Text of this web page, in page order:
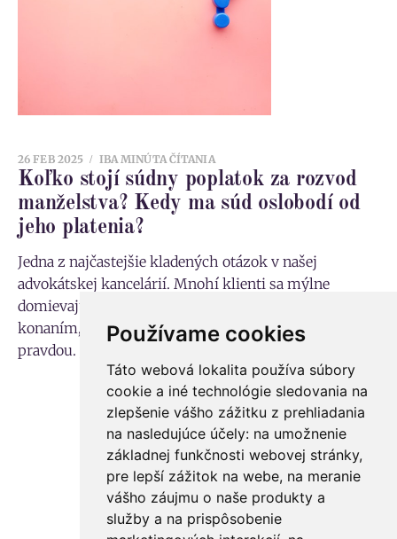
Používame cookies
Táto webová lokalita používa súbory
cookie a iné technológie sledovania na
zlepšenie vášho zážitku z prehliadania
na nasledujúce účely: na umožnenie
základnej funkčnosti webovej stránky,
pre lepší zážitok na webe, na meranie
vášho záujmu o naše produkty a
služby a na prispôsobenie
Koľko stojí súdny poplatok za rozvod
manželstva? Kedy ma súd oslobodí od
jeho platenia?
26 FEB 2025 IBA MINÚTA ČÍTANIA
Jedna z najčastejšie kladených otázok v našej
advokátskej kancelárií. Mnohí klienti sa mýlne
domievajú, že konanie o rozvod manželstva je
konaním, ktoré nie je spoplatnené vôbec. No, opak je
pravdou. Je však možné,